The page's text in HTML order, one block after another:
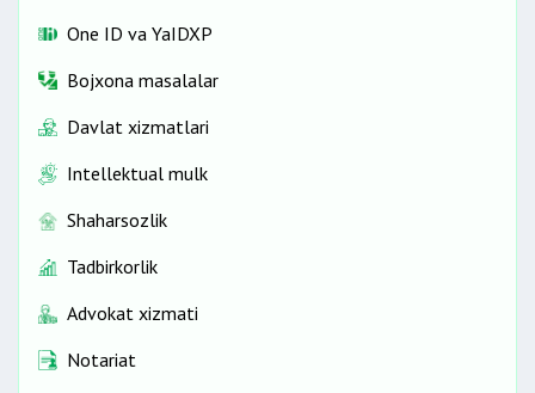
One ID vа YaIDXP
Bojxona masalalar
Davlat xizmatlari
Intellektual mulk
Shaharsozlik
Tadbirkorlik
Advokat xizmati
Notariat